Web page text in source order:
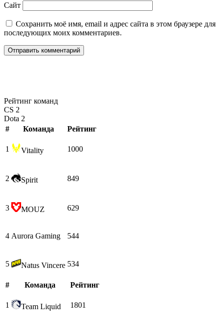
Сайт
Сохранить моё имя, email и адрес сайта в этом браузере для
последующих моих комментариев.
Рейтинг команд
CS 2
Dota 2
#
Команда Рейтинг
1 Vitality 1000
2 Spirit 849
3 MOUZ 629
4 Aurora Gaming 544
5 Natus Vincere 534
# Команда Рейтинг
1 Team Liquid 1801